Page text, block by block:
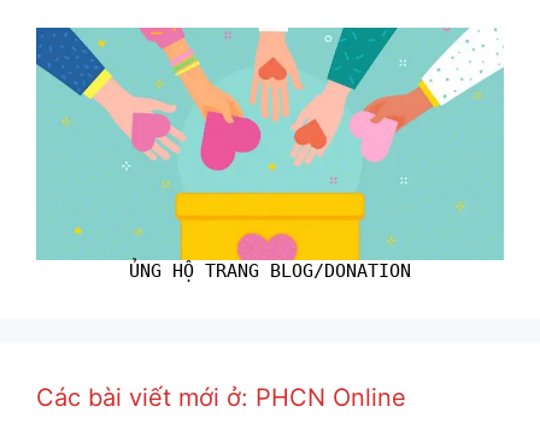
ỦNG HỘ TRANG BLOG/DONATION
Các bài viết mới ở: PHCN Online